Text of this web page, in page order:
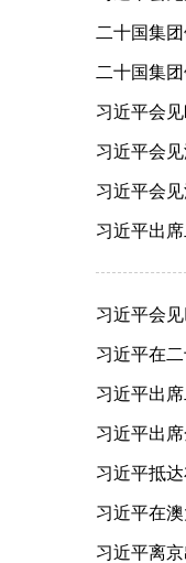
二十国集
二十国集
习近平会
习近平会
习近平会
习近平出
习近平会
习近平在
习近平出
作出更大
习近平出
习近平抵
习近平在
习近平离